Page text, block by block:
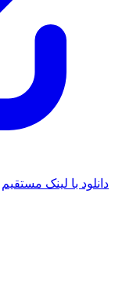
با لینک مستقیم